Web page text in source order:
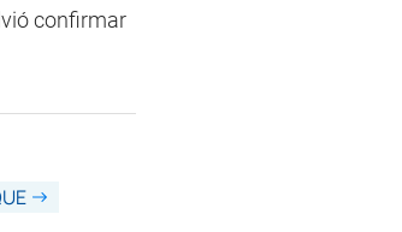
confirmar